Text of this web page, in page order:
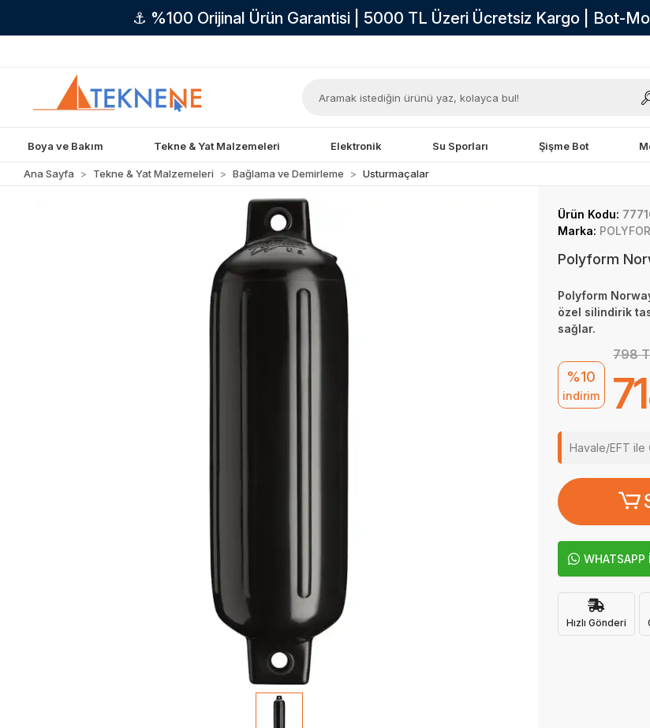
⚓ %100 Orijinal Ürün Garantisi | 5000 TL Üzeri Ücretsiz Kargo | Bot-
Boya ve Bakım Tekne & Yat Malzemeleri Elektronik Su Sporları Şişme Bot
Ana Sayfa Tekne & Yat Malzemeleri Bağlama ve Demirleme Usturmaçalar
Ürün Kodu:
Marka:
Polyform
Polyform
özel silindirik
sağlar.
%10
indirim
798
Havale/EFT ile
WHATSAPP
Hızlı Gönderi